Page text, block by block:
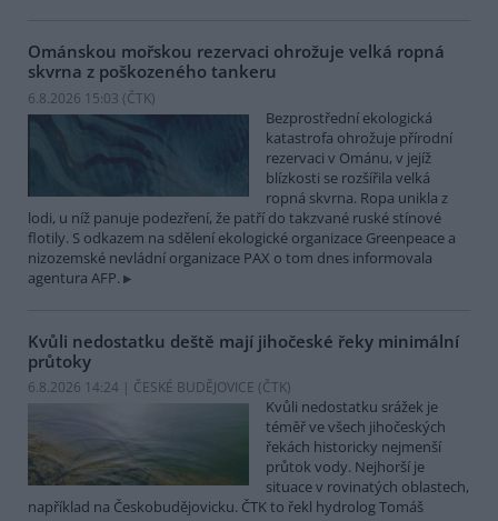
Ománskou mořskou rezervaci ohrožuje velká ropná
skvrna z poškozeného tankeru
6.8.2026 15:03 (ČTK)
Bezprostřední ekologická
katastrofa ohrožuje přírodní
rezervaci v Ománu, v jejíž
blízkosti se rozšířila velká
ropná skvrna. Ropa unikla z
lodi, u níž panuje podezření, že patří do takzvané ruské stínové
flotily. S odkazem na sdělení ekologické organizace Greenpeace a
nizozemské nevládní organizace PAX o tom dnes informovala
agentura AFP.
Kvůli nedostatku deště mají jihočeské řeky minimální
průtoky
6.8.2026 14:24 | ČESKÉ BUDĚJOVICE (ČTK)
Kvůli nedostatku srážek je
téměř ve všech jihočeských
řekách historicky nejmenší
průtok vody. Nejhorší je
situace v rovinatých oblastech,
například na Českobudějovicku. ČTK to řekl hydrolog Tomáš